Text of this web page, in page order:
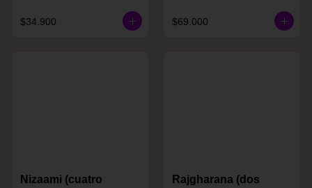
$34.900 $69.000
Nizaami (cuatro
Rajgharana (dos